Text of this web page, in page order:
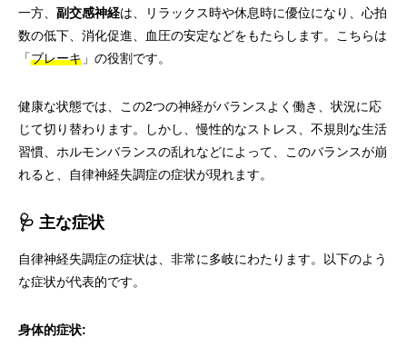
一方、 副交感神経は、リラックス時や休息時に優位になり、心拍
数の低下、消化促進、血圧の安定などをもたらします。こちらは
「ブレーキ 」の役割です。
健康な状態では、この2つの神経がバランスよく働き、状況に応
じて切り替わります。しかし、慢性的なストレス、不規則な生活
習慣、ホルモンバランスの乱れなどによって、このバランスが崩
れると、自律神経失調症の症状が現れます。
🩺 主な症状
自律神経失調症の症状は、非常に多岐にわたります。以下のよう
な症状が代表的です。
身体的症状: